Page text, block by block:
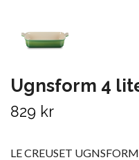
Ugnsform 4
829 kr
LE CREUSET